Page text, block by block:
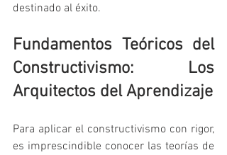
destinado al éxito.
Fundamentos Teóricos del
Constructivismo: Los
Arquitectos del Aprendizaje
Para aplicar el constructivismo con rigor,
es imprescindible conocer las teorías de